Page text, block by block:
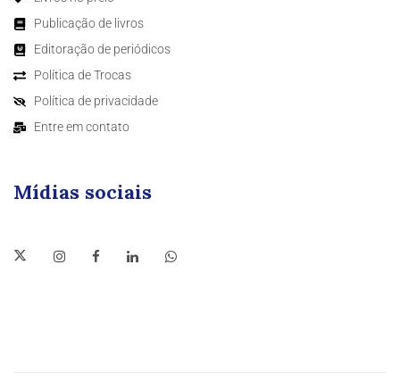
Publicação de livros
Editoração de periódicos
Política de Trocas
Política de privacidade
Entre em contato
Mídias sociais